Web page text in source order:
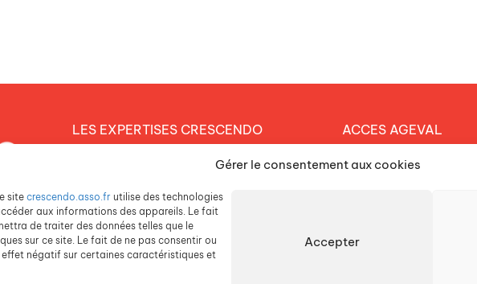
Gérer le consentement aux cookies
site crescendo.asso.fr utilise des technologies
aux informations des appareils. Le fait
de traiter des données telles que le
sur ce site. Le fait de ne pas consentir ou
négatif sur certaines caractéristiques et
Accepter
LES EXPERTISES CRESCENDO
Notre politique RH
NOS ETABLISSEMENTS
ACCES AGEVAL
CONTACTEZ-NOUS